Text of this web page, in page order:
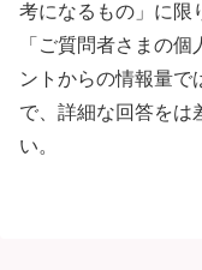
考になるもの」に限
「ご質問者さまの
ントからの情報量で
で、詳細な回答をは
い。